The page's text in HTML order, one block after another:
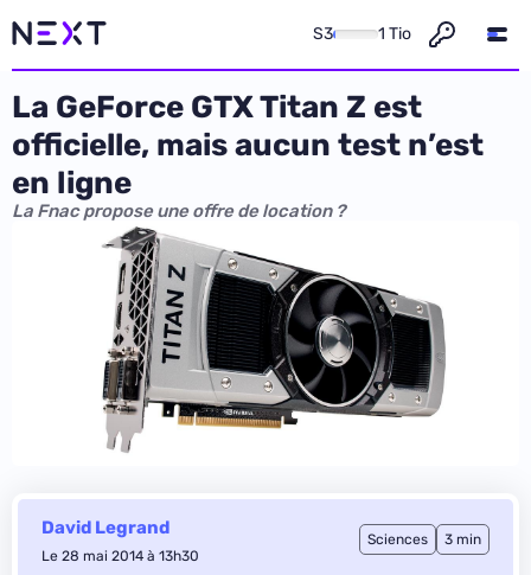
S3 1 Tio
La GeForce GTX Titan Z est
officielle, mais aucun test n’est
en ligne
La Fnac propose une offre de location ?
David Legrand
Le 28 mai 2014 à 13h30
Sciences 3 min